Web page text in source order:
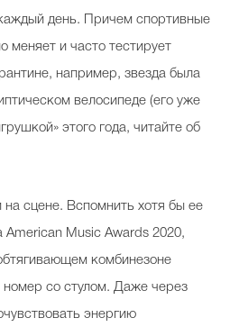
день. Причем спортивные
меняет и часто тестирует
например, звезда была
велосипеде (его уже
этого года, читайте об
сцене. Вспомнить хотя бы ее
American Music Awards 2020,
комбинезоне
номер со стулом. Даже через
энергию